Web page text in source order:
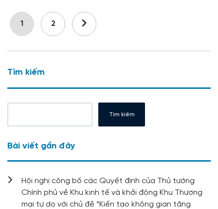
1 2
Tìm kiếm
Tìm kiếm
Bài viết gần đây
Hội nghị công bố các Quyết định của Thủ tướng
Chính phủ về Khu kinh tế và khởi động Khu Thương
mại tự do với chủ đề “Kiến tạo không gian tăng